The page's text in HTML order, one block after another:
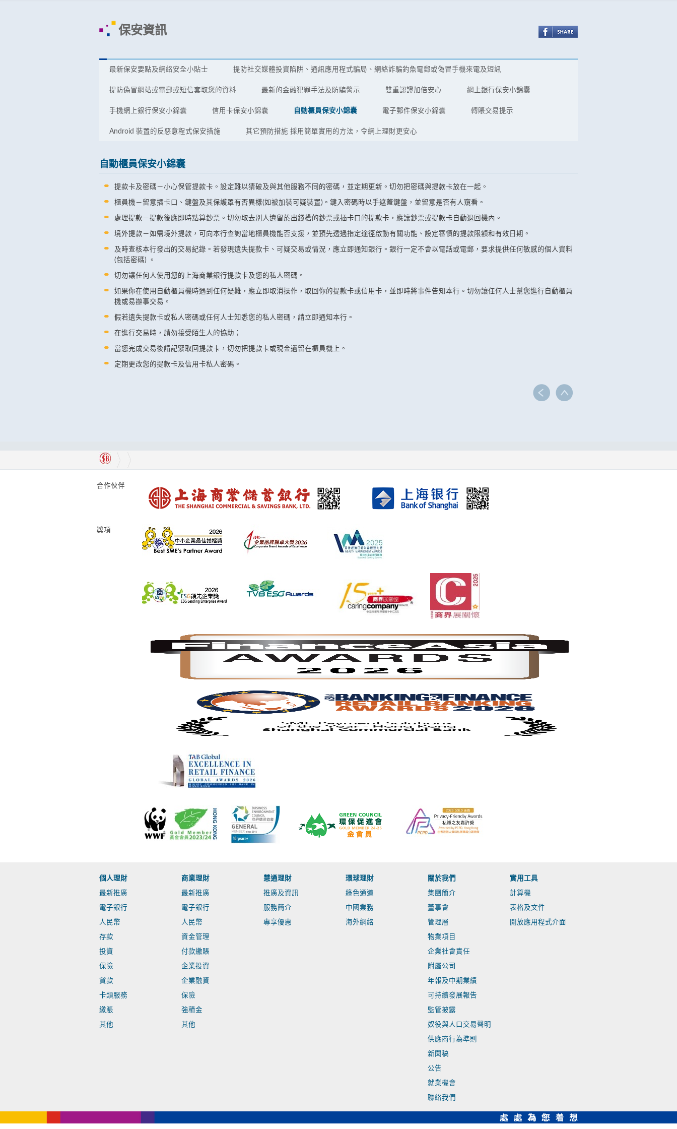
保安資訊
最新保安要點及網絡安全小貼士 提防社交媒體投資陷阱、通訊應用程式騙局、網絡詐騙釣魚電郵或偽冒手機來電及短訊
提防偽冒網站或電郵或短信套取您的資料 最新的金融犯罪手法及防騙警示 雙重認證加倍安心 網上銀行保安小錦囊
手機網上銀行保安小錦囊 信用卡保安小錦囊 自動櫃員保安小錦囊 電子郵件保安小錦囊 轉賬交易提示
Android 裝置的反惡意程式保安措施 其它預防措施 採用簡單實用的方法，令網上理財更安心
自動櫃員保安小錦囊
提款卡及密碼－小心保管提款卡。設定難以猜破及與其他服務不同的密碼，並定期更新。切勿把密碼與提款卡放在一起。
櫃員機－留意插卡口、鍵盤及其保護罩有否異樣(如被加裝可疑裝置)。鍵入密碼時以手遮蓋鍵盤，並留意是否有人窺看。
處理提款－提款後應即時點算鈔票。切勿取去別人遺留於出錢槽的鈔票或插卡口的提款卡，應讓鈔票或提款卡自動退回機內。
境外提款－如需境外提款，可向本行查詢當地櫃員機能否支援，並預先透過指定途徑啟動有關功能、設定審慎的提款限額和有效日期。
及時查核本行發出的交易紀錄。若發現遺失提款卡、可疑交易或情況，應立即通知銀行。銀行一定不會以電話或電郵，要求提供任何敏感的個人資料
(包括密碼) 。
切勿讓任何人使用您的上海商業銀行提款卡及您的私人密碼。
如果你在使用自動櫃員機時遇到任何疑難，應立即取消操作，取回你的提款卡或信用卡，並即時將事件告知本行。切勿讓任何人士幫您進行自動櫃員
機或易辦事交易。
假若遺失提款卡或私人密碼或任何人士知悉您的私人密碼，請立即通知本行。
在進行交易時，請勿接受陌生人的協助；
當您完成交易後請記緊取回提款卡，切勿把提款卡或現金遺留在櫃員機上。
定期更改您的提款卡及信用卡私人密碼。
合作伙伴
獎項
個人理財
最新推廣
電子銀行
人民幣
存款
投資
保險
貸款
卡類服務
繳賬
其他
商業理財
最新推廣
電子銀行
人民幣
資金管理
付款繳賬
企業投資
企業融資
保險
強積金
其他
慧通理財
推廣及資訊
服務簡介
專享優惠
環球理財
綠色通道
中國業務
海外網絡
關於我們
集團簡介
董事會
管理層
物業項目
企業社會責任
附屬公司
年報及中期業績
可持續發展報告
監管披露
奴役與人口交易聲明
供應商行為準則
新聞稿
公告
就業機會
聯絡我們
實用工具
計算機
表格及文件
開放應用程式介面